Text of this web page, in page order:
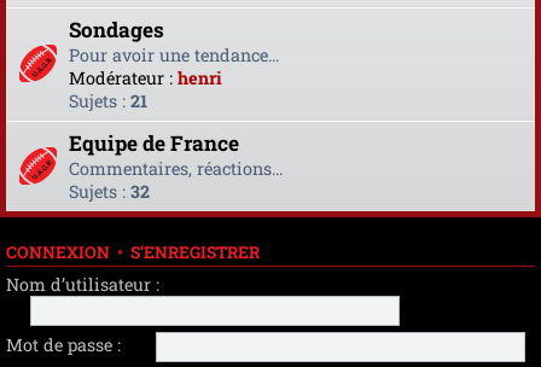
Sondages
Pour avoir une tendance...
Modérateur : henri
Sujets : 21
Equipe de France
Commentaires, réactions...
Sujets : 32
CONNEXION • S’ENREGISTRER
Nom d’utilisateur :
Mot de passe :